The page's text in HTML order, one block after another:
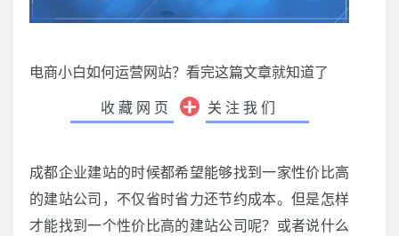
电商小白如何运营网站？看完这篇文章就知道了
收藏网页
关注我们
成都企业建站的时候都希望能够找到一家性价比高
的建站公司，不仅省时省力还节约成本。但是怎样
才能找到一个性价比高的建站公司呢？或者说什么